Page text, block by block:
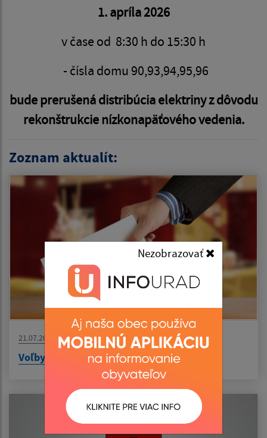
Nezobrazovať
1. apríla 2026
v čase od 8:30 h do 15:30 h
- čísla domu 90,93,94,95,96
bude prerušená distribúcia elektriny z dôvodu
rekonštrukcie nízkonapäťového vedenia.
Zoznam aktualít:
21.07.2026
Voľby do samosprávy obci 2026